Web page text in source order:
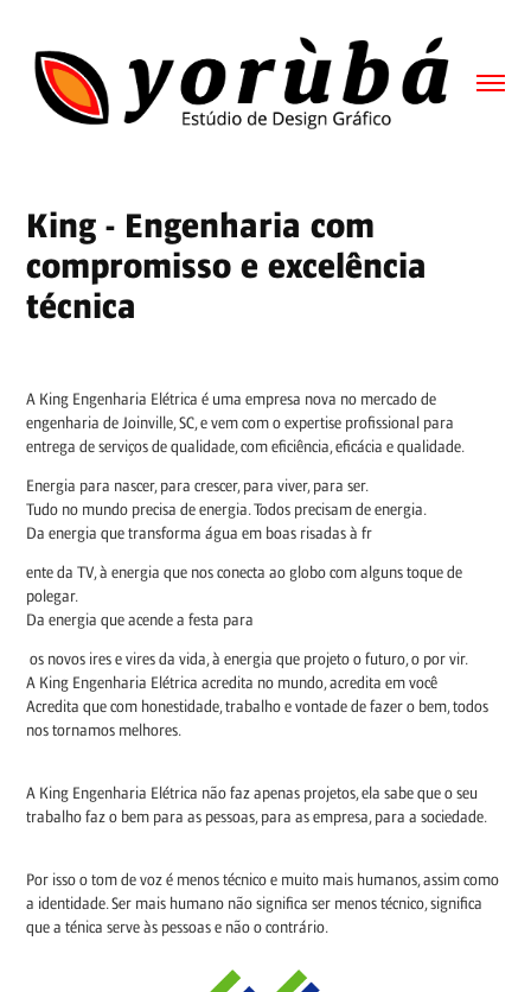
King - Engenharia com
compromisso e excelência
técnica
A King Engenharia Elétrica é uma empresa nova no mercado de
engenharia de Joinville, SC, e vem com o expertise profissional para
entrega de serviços de qualidade, com eficiência, eficácia e qualidade.
Energia para nascer, para crescer, para viver, para ser.
Tudo no mundo precisa de energia. Todos precisam de energia.
Da energia que transforma água em boas risadas à fr
ente da TV, à energia que nos conecta ao globo com alguns toque de
polegar.
Da energia que acende a festa para
os novos ires e vires da vida, à energia que projeto o futuro, o por vir.
A King Engenharia Elétrica acredita no mundo, acredita em você
Acredita que com honestidade, trabalho e vontade de fazer o bem, todos
nos tornamos melhores.
A King Engenharia Elétrica não faz apenas projetos, ela sabe que o seu
trabalho faz o bem para as pessoas, para as empresa, para a sociedade.
Por isso o tom de voz é menos técnico e muito mais humanos, assim como
a identidade. Ser mais humano não significa ser menos técnico, significa
que a ténica serve às pessoas e não o contrário.